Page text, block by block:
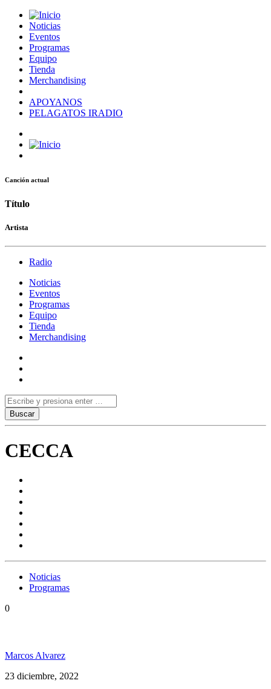
Noticias
Eventos
Programas
Equipo
Tienda
Merchandising
APOYANOS
PELAGATOS IRADIO
Canción actual
Título
Artista
Radio
Noticias
Eventos
Programas
Equipo
Tienda
Merchandising
CECCA
Noticias
Programas
0
Marcos Alvarez
23 diciembre, 2022